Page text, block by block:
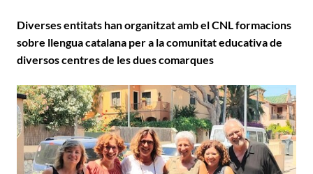
Diverses entitats han organitzat amb el CNL formacions
sobre llengua catalana per a la comunitat educativa de
diversos centres de les dues comarques